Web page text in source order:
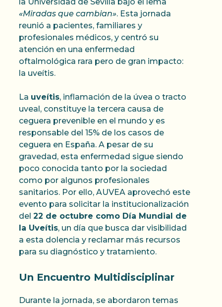
«Miradas que cambian». Esta jornada
reunió a pacientes, familiares y
profesionales médicos, y centró su
atención en una enfermedad
oftalmológica rara pero de gran impacto:
la uveítis.
La uveítis, inflamación de la úvea o tracto
uveal, constituye la tercera causa de
ceguera prevenible en el mundo y es
responsable del 15% de los casos de
ceguera en España. A pesar de su
gravedad, esta enfermedad sigue siendo
poco conocida tanto por la sociedad
como por algunos profesionales
sanitarios. Por ello, AUVEA aprovechó este
evento para solicitar la institucionalización
del 22 de octubre como Día Mundial de
la Uveítis, un día que busca dar visibilidad
a esta dolencia y reclamar más recursos
para su diagnóstico y tratamiento.
Un Encuentro Multidisciplinar
Durante la jornada, se abordaron temas